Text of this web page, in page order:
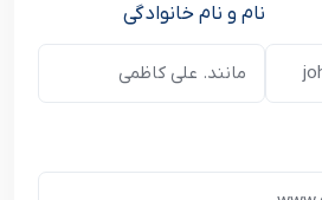
نام و نام خانوادگی